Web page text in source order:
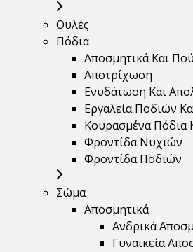
Ουλές
Πόδια
Αποσμητικά Και
Αποτρίχωση
Ενυδάτωση Και
Εργαλεία Ποδιών
Κουρασμένα Πόδια
Φροντίδα Νυχιών
Φροντίδα Ποδιών
Σώμα
Αποσμητικά
Ανδρικά
Γυναικεία